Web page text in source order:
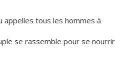
appelles tous les hommes à
se rassemble pour se nourrir